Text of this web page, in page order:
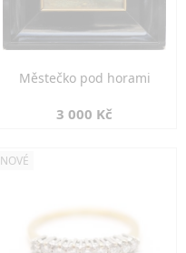
Městečko pod horami
3 000 Kč
NOVÉ